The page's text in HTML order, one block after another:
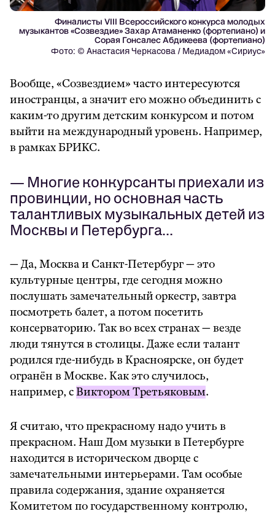
Финалисты VIII Всероссийского конкурса молодых
музыкантов «Cозвездие» Захар Атаманенко (фортепиано) и
Сорая Гонсалес Абдикеева (фортепиано)
Фото: © Анастасия Черкасова / Медиадом «Сириус»
Вообще, «Созвездием» часто интересуются
иностранцы, а значит его можно объединить с
каким-то другим детским конкурсом и потом
выйти на международный уровень. Например,
в рамках БРИКС.
— Многие конкурсанты приехали из
провинции, но основная часть
талантливых музыкальных детей из
Москвы и Петербурга…
— Да, Москва и Санкт-Петербург — это
культурные центры, где сегодня можно
послушать замечательный оркестр, завтра
посмотреть балет, а потом посетить
консерваторию. Так во всех странах — везде
люди тянутся в столицы. Даже если талант
родился где-нибудь в Красноярске, он будет
огранён в Москве. Как это случилось,
например, сВиктором Третьяковым.
Я считаю, что прекрасному надо учить в
прекрасном. Наш Дом музыки в Петербурге
находится в историческом дворце с
замечательными интерьерами. Там особые
правила содержания, здание охраняется
Комитетом по государственному контролю,